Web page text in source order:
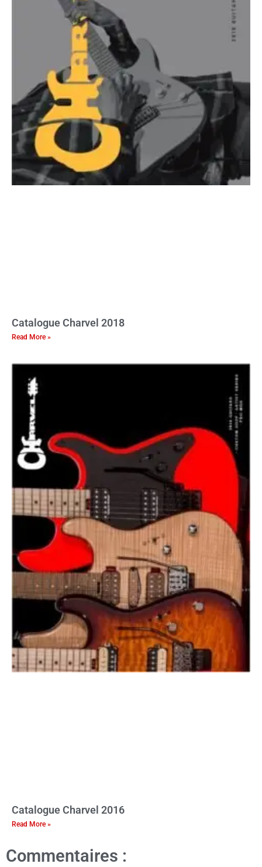
Catalogue Charvel 2018
Read More »
Catalogue Charvel 2016
Read More »
Commentaires :